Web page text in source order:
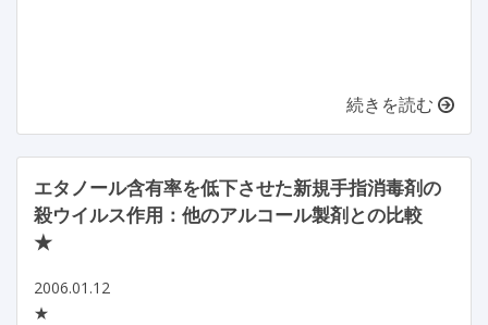
続きを読む
エタノール含有率を低下させた新規手指消毒剤の
殺ウイルス作用：他のアルコール製剤との比較
★
2006.01.12
★